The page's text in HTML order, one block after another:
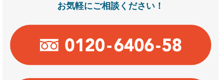
お気軽にご相談ください！